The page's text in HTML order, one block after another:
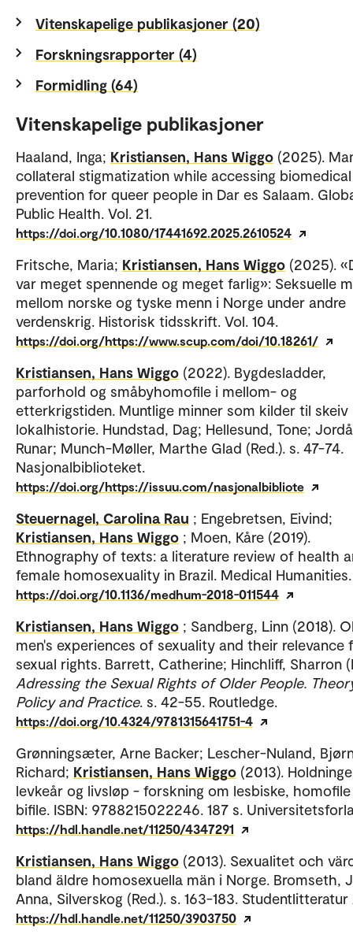
Vitenskapelige publikasjoner (20)
Forskningsrapporter (4)
Formidling (64)
Vitenskapelige publikasjoner
Haaland, Inga; Kristiansen, Hans Wiggo (2025).
collateral stigmatization while accessing biomedical
prevention for queer people in Dar es Salaam.
Public Health. Vol. 21.
https://doi.org/10.1080/17441692.2025.2610524
Fritsche, Maria; Kristiansen, Hans Wiggo (2025).
var meget spennende og meget farlig»: Seksuelle
mellom norske og tyske menn i Norge under andre
verdenskrig. Historisk tidsskrift. Vol. 104.
https://doi.org/https://www.scup.com/doi/10.18261/
Kristiansen, Hans Wiggo (2022). Bygdesladder,
parforhold og småbyhomofile i mellom- og
etterkrigstiden. Muntlige minner som kilder til skeiv
lokalhistorie. Hundstad, Dag; Hellesund, Tone;
Runar; Munch-Møller, Marthe Glad (Red.). s. 47-74.
Nasjonalbiblioteket.
https://doi.org/https://issuu.com/nasjonalbibliote
Steuernagel, Carolina Rau ; Engebretsen, Eivind;
Kristiansen, Hans Wiggo ; Moen, Kåre (2019).
Ethnography of texts: a literature review of health
female homosexuality in Brazil. Medical Humanities.
https://doi.org/10.1136/medhum-2018-011544
Kristiansen, Hans Wiggo ; Sandberg, Linn (2018).
men's experiences of sexuality and their relevance
sexual rights. Barrett, Catherine; Hinchliff, Sharron
Adressing the Sexual Rights of Older People.
Policy and Practice. s. 42-55. Routledge.
https://doi.org/10.4324/9781315641751-4
Grønningsæter, Arne Backer; Lescher-Nuland,
Richard; Kristiansen, Hans Wiggo (2013).
levkeår og livsløp - forskning om lesbiske,
bifile. ISBN: 9788215022246. 187 s.
https://hdl.handle.net/11250/4347291
Kristiansen, Hans Wiggo (2013). Sexualitet och
bland äldre homosexuella män i Norge. Bromseth,
Anna, Silverskog (Red.). s. 163-183. Studentlitteratur
https://hdl.handle.net/11250/3903750